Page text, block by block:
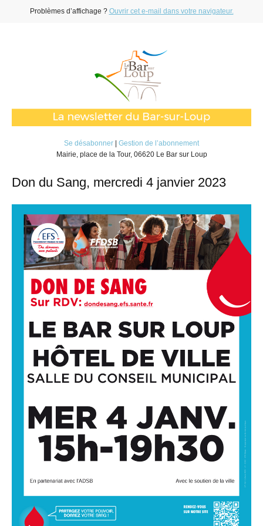
Problèmes d’affichage ? Ouvrir cet e-mail dans votre navigateur.
Se désabonner
Gestion de l’abonnement
Mairie, place de la Tour, 06620 Le Bar sur Loup
Don du Sang, mercredi 4 janvier 2023